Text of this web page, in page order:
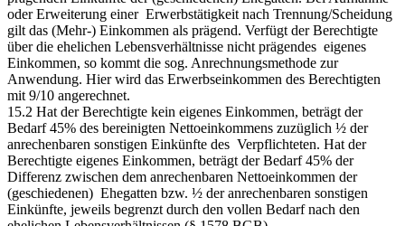
oder Erweiterung einer Erwerbstätigkeit nach Trennung/Scheidung
gilt das (Mehr-) Einkommen als prägend. Verfügt der Berechtigte
über die ehelichen Lebensverhältnisse nicht prägendes eigenes
Einkommen, so kommt die sog. Anrechnungsmethode zur
Anwendung. Hier wird das Erwerbseinkommen des Berechtigten
mit 9/10 angerechnet.
15.2 Hat der Berechtigte kein eigenes Einkommen, beträgt der
Bedarf 45% des bereinigten Nettoeinkommens zuzüglich ½ der
anrechenbaren sonstigen Einkünfte des Verpflichteten. Hat der
Berechtigte eigenes Einkommen, beträgt der Bedarf 45% der
Differenz zwischen dem anrechenbaren Nettoeinkommen der
(geschiedenen) Ehegatten bzw. ½ der anrechenbaren sonstigen
Einkünfte, jeweils begrenzt durch den vollen Bedarf nach den